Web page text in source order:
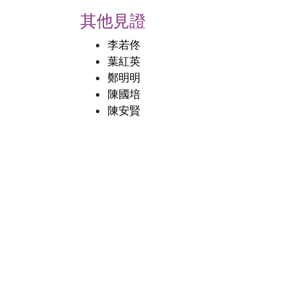
其他見證
李若佟
葉紅英
鄭明明
陳國培
陳安賢